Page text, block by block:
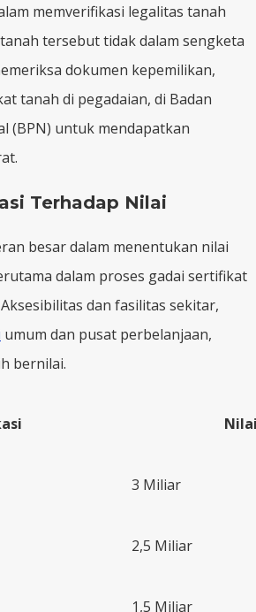
memverifikasi legalitas tanah
tersebut tidak dalam sengketa
dokumen kepemilikan,
tanah di pegadaian, di Badan
(BPN) untuk mendapatkan
Terhadap Nilai
besar dalam menentukan nilai
dalam proses gadai sertifikat
dan fasilitas sekitar,
umum dan pusat perbelanjaan,
bernilai.
3 Miliar
2,5 Miliar
1,5 Miliar